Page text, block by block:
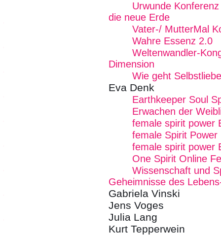
Urwunde
die neue Erde
Vater-/ MutterMal
Wahre Essenz 2.0
Weltenwandler-
Dimension
Wie geht
Eva Denk
Earthkeeper Soul
Erwachen der
female spirit power
female Spirit
female spirit power
One Spirit Online
Wissenschaft und
Geheimnisse des
Gabriela Vinski
Jens Voges
Julia Lang
Kurt Tepperwein